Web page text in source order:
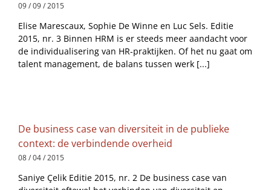
09 / 09 / 2015
Elise Marescaux, Sophie De Winne en Luc Sels. Editie
2015, nr. 3 Binnen HRM is er steeds meer aandacht voor
de individualisering van HR-praktijken. Of het nu gaat om
talent management, de balans tussen werk [...]
De business case van diversiteit in de publieke
context: de verbindende overheid
08 / 04 / 2015
Saniye Çelik Editie 2015, nr. 2 De business case van